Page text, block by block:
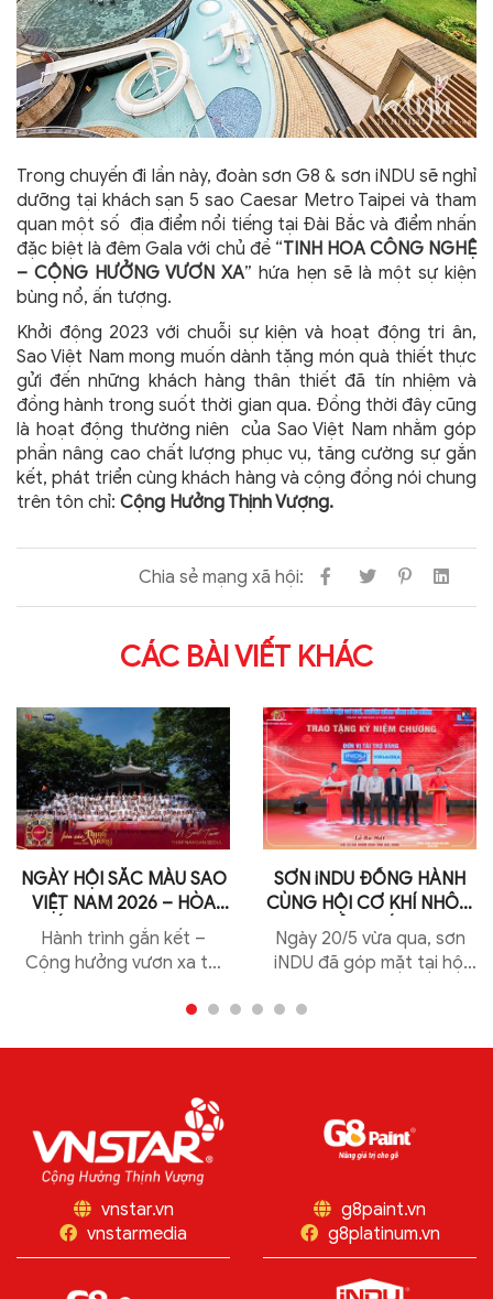
Trong chuyến đi lần này, đoàn sơn G8 & sơn iNDU sẽ nghỉ
dưỡng tại khách sạn 5 sao Caesar Metro Taipei và tham
quan một số địa điểm nổi tiếng tại Đài Bắc và điểm nhấn
đặc biệt là đêm Gala với chủ đề “TINH HOA CÔNG NGHỆ
– CỘNG HƯỞNG VƯƠN XA” hứa hẹn sẽ là một sự kiện
bùng nổ, ấn tượng.
Khởi động 2023 với chuỗi sự kiện và hoạt động tri ân,
Sao Việt Nam mong muốn dành tặng món quà thiết thực
gửi đến những khách hàng thân thiết đã tín nhiệm và
đồng hành trong suốt thời gian qua. Đồng thời đây cũng
là hoạt động thường niên của Sao Việt Nam nhằm góp
phần nâng cao chất lượng phục vụ, tăng cường sự gắn
kết, phát triển cùng khách hàng và cộng đồng nói chung
trên tôn chỉ: Cộng Hưởng Thịnh Vượng.
Chia sẻ mạng xã hội:
CÁC BÀI VIẾT KHÁC
NGÀY HỘI SẮC MÀU SAO
VIỆT NAM 2026 – HÒA
SẮC THỊNH VƯỢNG
Hành trình gắn kết –
Cộng hưởng vươn xa tại
14 – 18/5/2026, Sao Việt
SƠN iNDU ĐỒNG HÀNH
CÙNG HỘI CƠ KHÍ NHÔM
KÍNH TỈNH BẮC NINH
Ngày 20/5 vừa qua, sơn
iNDU đã góp mặt tại hội
Ninh với vai trò là nhà tài
vnstar.vn
vnstarmedia
g8paint.vn
g8platinum.vn